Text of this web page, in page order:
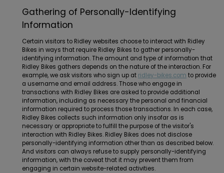
Gathering of Personally-Identifying
Information
Certain visitors to Ridley websites choose to interact with Ridley
Bikes in ways that require Ridley Bikes to gather personally-
identifying information. The amount and type of information that
Ridley Bikes gathers depends on the nature of the interaction. For
example, we ask visitors who sign up at ridley-bikes.com to provide
a username and email address. Those who engage in
transactions with Ridley Bikes are asked to provide additional
information, including as necessary the personal and financial
information required to process those transactions. In each case,
Ridley Bikes collects such information only insofar as is
necessary or appropriate to fulfill the purpose of the visitor's
interaction with Ridley Bikes. Ridley Bikes does not disclose
personally-identifying information other than as described below.
And visitors can always refuse to supply personally-identifying
information, with the caveat that it may prevent them from
engaging in certain website-related activities.